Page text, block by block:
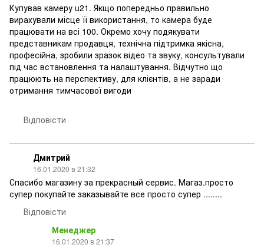
Купував камеру u21. Якщо попередньо правильно
вирахували місце її використання, то камера буде
працювати на всі 100. Окремо хочу подякувати
представникам продавця, технічна підтримка якісна,
професійна, зробили зразок відео та звуку, консультували
під час встановлення та налаштування. Відчутно що
працюють на перспективу, для клієнтів, а не заради
отримання тимчасової вигоди
Відповісти
Дмитрий
16.01.2020 в 21:32
Спасибо магазину за прекрасный сервис. Магаз.просто
супер покупайте заказывайте все просто супер ........
Відповісти
Менеджер
16.01.2020 в 21:37